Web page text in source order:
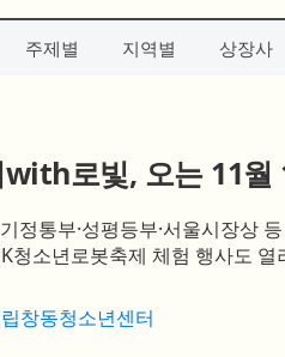
주제별 지역별 상장사
로빛, 오는 11월
정통부·성평등부·서울시장상
청소년로봇축제 체험 행사도 열
창동청소년센터